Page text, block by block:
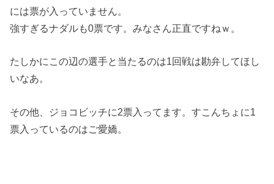
には票が入っていません。
強すぎるナダルも0票です。みなさん正直ですねｗ。
たしかにこの辺の選手と当たるのは1回戦は勘弁してほし
いなあ。
その他、ジョコビッチに2票入ってます。すこんちょに1
票入っているのはご愛嬌。